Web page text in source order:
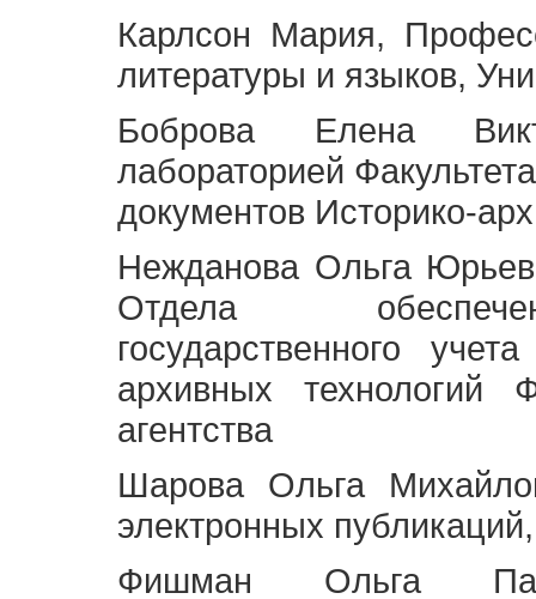
Карлсон Мария,
литературы и языков,
Боброва Елена
лабораторией
документов Историко-
Нежданова Ольга
Отдела
государственного
архивных технологий
агентства
Шарова Ольга
электронных
Фишман Ольга